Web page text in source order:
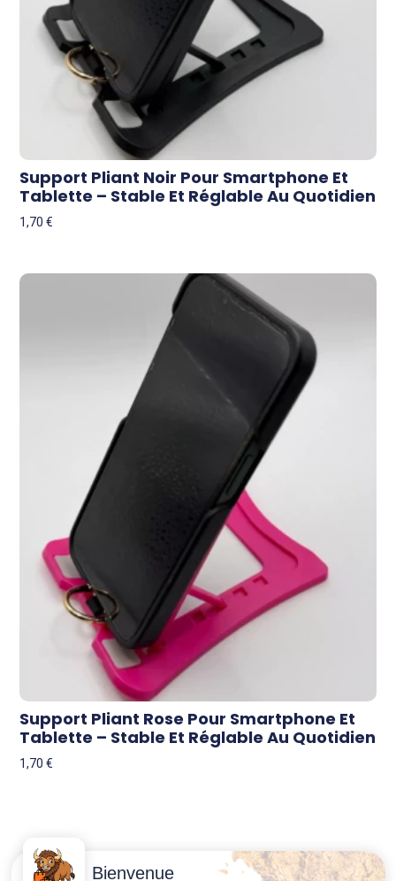
Support Pliant Noir Pour Smartphone Et
Tablette – Stable Et Réglable Au Quotidien
1,70€
Support Pliant Rose Pour Smartphone Et
Tablette – Stable Et Réglable Au Quotidien
1,70€
Conditions
Contactez-
Bienvenue